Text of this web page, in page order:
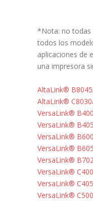
*Nota: no todas
todos los
aplicaciones de
una impresora
AltaLink®
AltaLink®
VersaLink® B400
VersaLink® B405
VersaLink®
VersaLink®
VersaLink®
VersaLink® C400
VersaLink® C405
VersaLink® C500